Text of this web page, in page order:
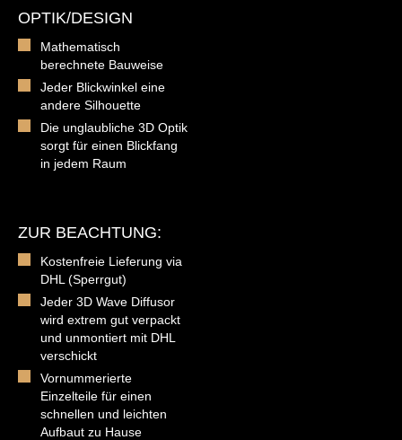
OPTIK/DESIGN
Mathematisch
berechnete Bauweise
Jeder Blickwinkel eine
andere Silhouette
Die unglaubliche 3D Optik
sorgt für einen Blickfang
in jedem Raum
ZUR BEACHTUNG:
Kostenfreie Lieferung via
DHL (Sperrgut)
Jeder 3D Wave Diffusor
wird extrem gut verpackt
und unmontiert mit DHL
verschickt
Vornummerierte
Einzelteile für einen
schnellen und leichten
Aufbaut zu Hause